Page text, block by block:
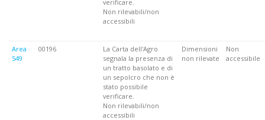
verificare.
Non rilevabili/non
accessibili
Area
549
00196
La Carta dell'Agro
segnala la presenza di
un tratto basolato e di
un sepolcro che non è
stato possibile
verificare.
Non rilevabili/non
accessibili
Dimensioni
non rilevate
Non
accessibile